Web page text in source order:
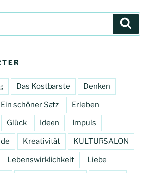
Das Kostbarste Denken
Ein schöner Satz Erleben
Glück Ideen Impuls
Kreativität KULTURSALON
Lebenswirklichkeit Liebe